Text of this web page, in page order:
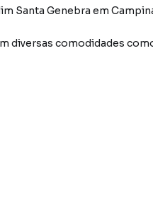
Santa Genebra em
diversas comodidades